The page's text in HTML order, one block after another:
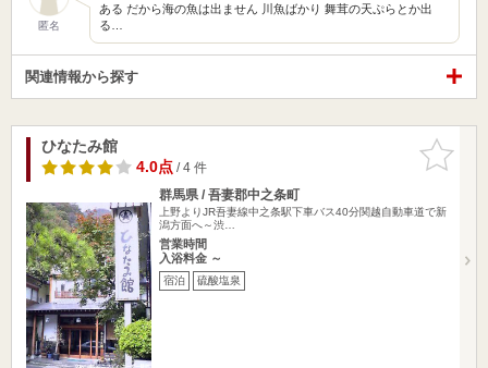
匿名
ある だから海の魚は出ません 川魚ばかり 舞茸の天ぷらとか出
る…
関連情報から探す
お気に入
りに追加
ひなたみ館
4.0点/ 4 件
群馬県 / 吾妻郡中之条町
上野よりJR吾妻線中之条駅下車バス40分関越自動車道で新
潟方面へ～渋…
営業時間
入浴料金 ～
宿泊 硫酸塩泉